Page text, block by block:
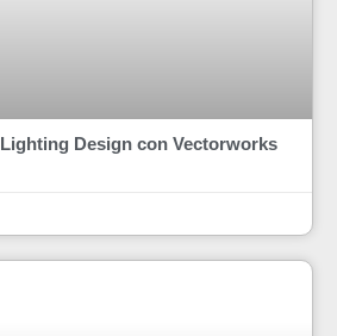
Lighting Design con Vectorworks